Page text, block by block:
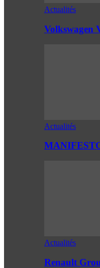
Actualités
Volkswagen
Actualités
Actualités
Renault